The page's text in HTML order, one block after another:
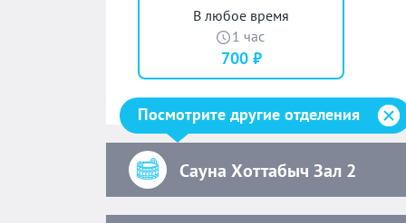
В любое время
1 час
700 ₽
Посмотрите другие отделения
Сауна Хоттабыч Зал 2